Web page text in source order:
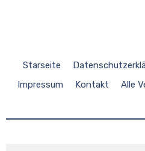
Starseite
Impressum
Kontakt Alle